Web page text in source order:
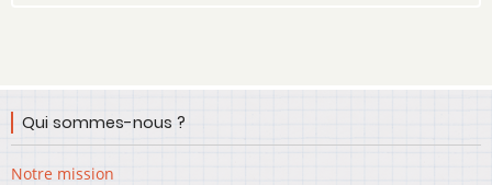
Qui sommes-nous ?
Notre mission